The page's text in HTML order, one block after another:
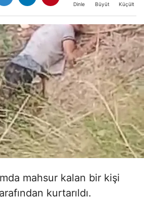
Dinle Büyüt Küçült
mahsur kalan bir kişi
kurtarıldı.